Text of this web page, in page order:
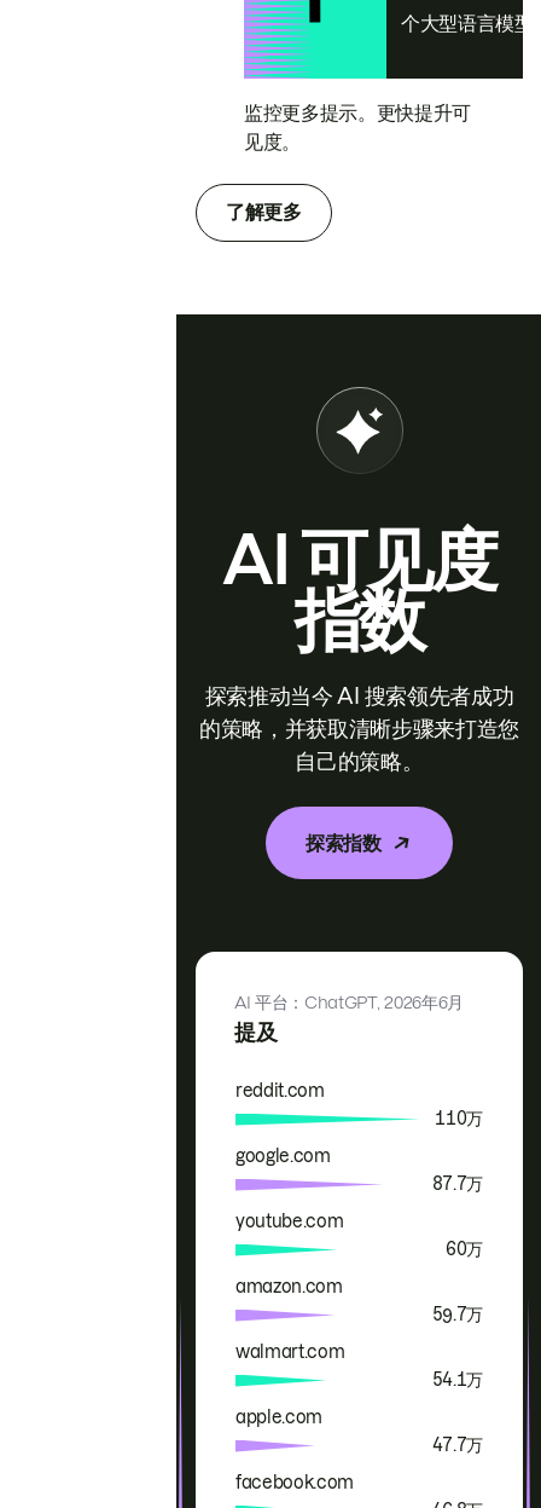
个大型语言模型
监控更多提示。更快提升可
见度。
了解更多
AI 可见度
指数
探索推动当今 AI 搜索领先者成功
的策略，并获取清晰步骤来打造您
自己的策略。
探索指数
提及
AI 平台：ChatGPT,2026年6月
品牌 提及
reddit.com
110万
google.com
87.7万
youtube.com
60万
amazon.com
59.7万
walmart.com
54.1万
apple.com
47.7万
facebook.com